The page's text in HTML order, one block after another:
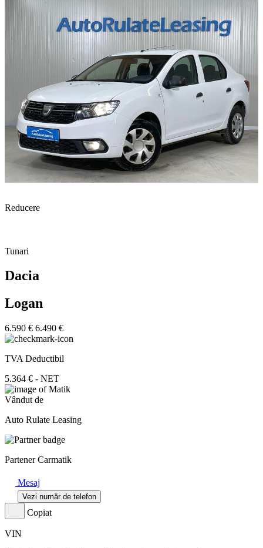
Reducere
Tunari
Dacia
Logan
6.590 € 6.490 €
TVA Deductibil
5.364 € - NET
Vândut de
Auto Rulate Leasing
Partener Carmatik
Mesaj
Vezi număr de telefon
Copiat
VIN